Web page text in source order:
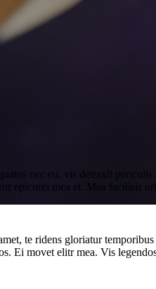
nec eu, vis detraxit
epicurei mea et. Mea facilisis
te ridens gloriatur
Ei movet elitr mea. Vis